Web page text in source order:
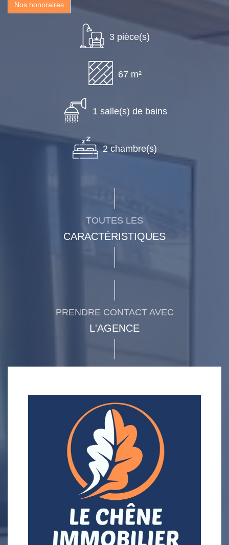
Nos honoraires
3 pièce(s)
67 m²
1 salle(s) de bains
2 chambre(s)
TOUTES LES
CARACTÉRISTIQUES
PRENDRE CONTACT AVEC
L'AGENCE